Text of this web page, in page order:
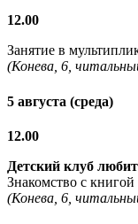
12.00
Занятие в
(Конева, 6,
5 августа (среда)
12.00
Детский клуб
Знакомство с книгой
(Конева, 6,